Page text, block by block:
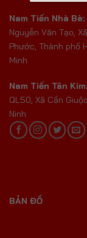
Nam Tiến Nhà Bè:
Nguyễn Văn Tạo,
Phước, Thành phố
Minh
Nam Tiến Tân Kim:
QL50, Xã Cần
Ninh
BẢN ĐỒ